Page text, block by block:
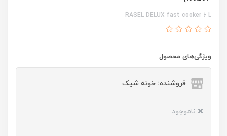
RASEL DELUX fast cooker 6 L
ویژگی‌های محصول
فروشنده: خونه شیک
ناموجود